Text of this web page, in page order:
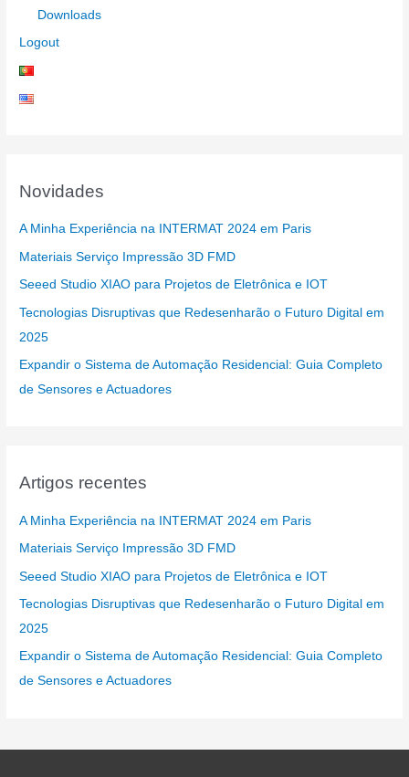
Downloads
Logout
Novidades
A Minha Experiência na INTERMAT 2024 em Paris
Materiais Serviço Impressão 3D FMD
Seeed Studio XIAO para Projetos de Eletrônica e IOT
Tecnologias Disruptivas que Redesenharão o Futuro Digital em
2025
Expandir o Sistema de Automação Residencial: Guia Completo
de Sensores e Actuadores
Artigos recentes
A Minha Experiência na INTERMAT 2024 em Paris
Materiais Serviço Impressão 3D FMD
Seeed Studio XIAO para Projetos de Eletrônica e IOT
Tecnologias Disruptivas que Redesenharão o Futuro Digital em
2025
Expandir o Sistema de Automação Residencial: Guia Completo
de Sensores e Actuadores